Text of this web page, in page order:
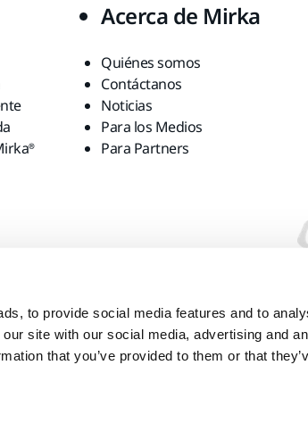
to provide social media features and to
site with our social media, advertising and
that you’ve provided to them or that
Acerca de Mirka
Quiénes somos
Contáctanos
Noticias
Para los Medios
Para Partners